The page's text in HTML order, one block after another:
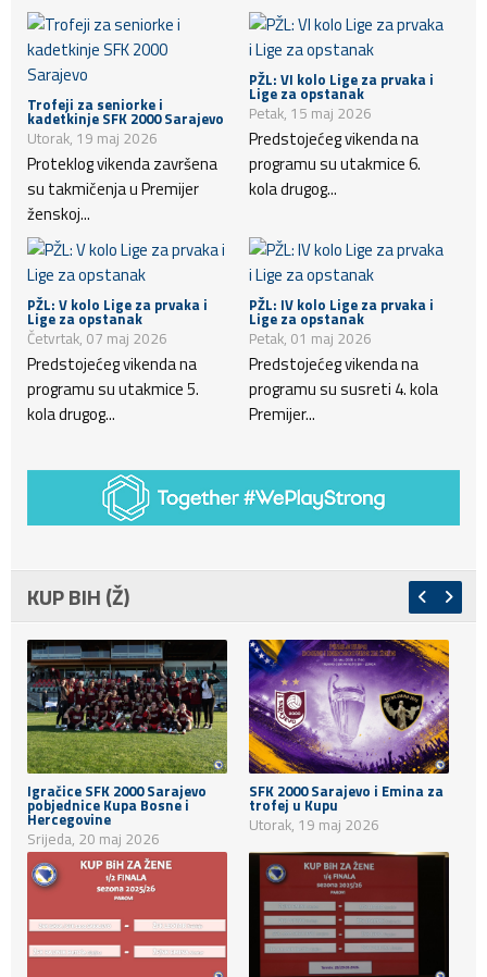
Trofeji za seniorke i
kadetkinje SFK 2000 Sarajevo
Utorak, 19 maj 2026
Proteklog vikenda završena
su takmičenja u Premijer
ženskoj...
PŽL: VI kolo Lige za prvaka i
Lige za opstanak
Petak, 15 maj 2026
Predstojećeg vikenda na
programu su utakmice 6.
kola drugog...
PŽL: V kolo Lige za prvaka i
Lige za opstanak
Četvrtak, 07 maj 2026
Predstojećeg vikenda na
programu su utakmice 5.
kola drugog...
PŽL: IV kolo Lige za prvaka i
Lige za opstanak
Petak, 01 maj 2026
Predstojećeg vikenda na
programu su susreti 4. kola
Premijer...
KUP BIH (Ž)
Igračice SFK 2000 Sarajevo
pobjednice Kupa Bosne i
Hercegovine
Srijeda, 20 maj 2026
SFK 2000 Sarajevo i Emina za
trofej u Kupu
Utorak, 19 maj 2026